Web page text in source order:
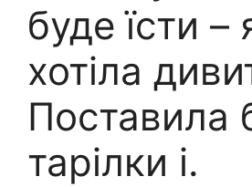
буде їсти –
хотіла
Поставила
тарілки і.